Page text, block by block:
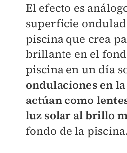
El efecto es
superficie
piscina que crea
brillante en el
piscina en un día
ondulaciones en
actúan como
luz solar al brillo
fondo de la piscina.